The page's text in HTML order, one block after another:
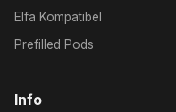
Elfa Kompatibel
Prefilled Pods
Info